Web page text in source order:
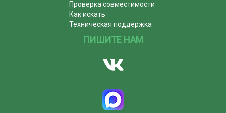
Проверка совместимости
Как искать
Техническая поддержка
ПИШИТЕ НАМ